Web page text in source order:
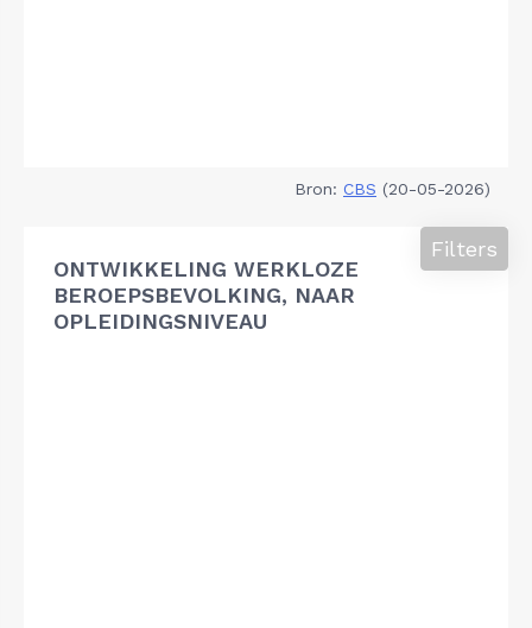
Bron: CBS (20-05-2026)
ONTWIKKELING WERKLOZE
BEROEPSBEVOLKING, NAAR
OPLEIDINGSNIVEAU
Filters